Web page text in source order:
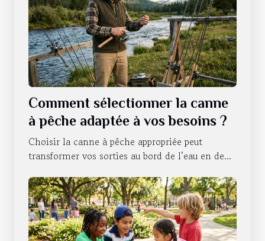
Comment sélectionner la canne
à pêche adaptée à vos besoins ?
Choisir la canne à pêche appropriée peut
transformer vos sorties au bord de l’eau en de...